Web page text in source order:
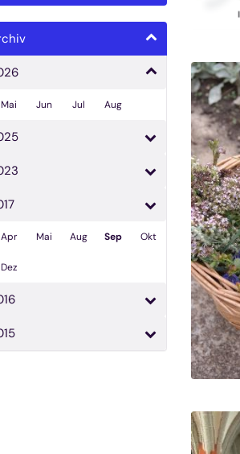
Mai Jun Jul Aug
Apr Mai Aug Sep Okt
Dez